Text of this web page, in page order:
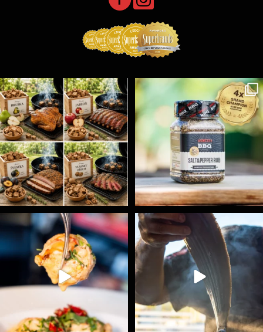
Udící špalíky - BORN TO SMOKE - různé druhy k...
5 0
Koření Suncity – autentická BBQ chuť u vás doma!...
1 0
Spoustu podobných triků, které vám usnadní nejenom ...
9 0
Ryba na grilu je opravdu rychlá, a stejně tak